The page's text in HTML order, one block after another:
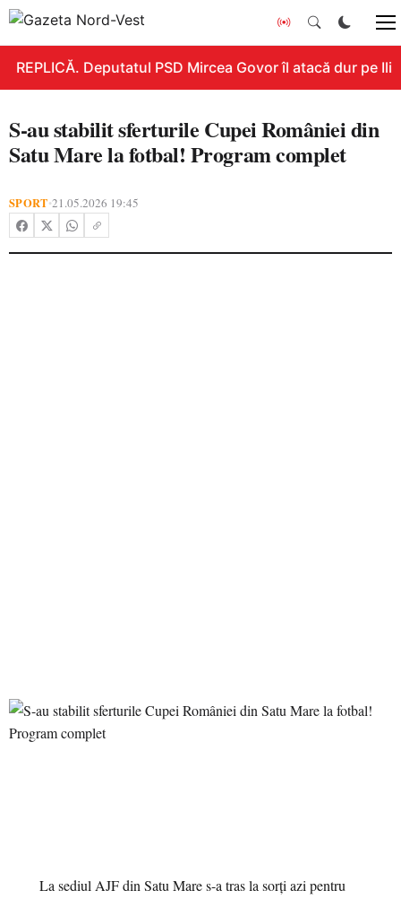
REPLICĂ. Deputatul PSD Mircea Govor îl atacă dur pe
S-au stabilit sferturile Cupei României din
Satu Mare la fotbal! Program complet
SPORT•21.05.2026 19:45
La sediul AJF din Satu Mare s-a tras la sorți azi pentru